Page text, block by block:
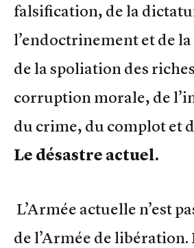
falsification, de la
l’endoctrinement et de
de la spoliation des
corruption morale, de
du crime, du complot et
Le désastre actuel.
L’Armée actuelle n’est
de l’Armée de libération.